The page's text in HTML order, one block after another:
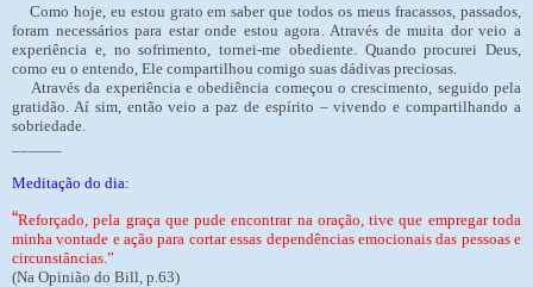
Como hoje, eu estou grato em saber que todos os meus fracassos, passados,
foram necessários para estar onde estou agora. Através de muita dor veio a
experiência e, no sofrimento, tornei-me obediente. Quando procurei Deus,
como eu o entendo, Ele compartilhou comigo suas dádivas preciosas.
Através da experiência e obediência começou o crescimento, seguido pela
gratidão. Aí sim, então veio a paz de espírito – vivendo e compartilhando a
sobriedade.
Meditação do dia:
“Reforçado, pela graça que pude encontrar na oração, tive que empregar toda
minha vontade e ação para cortar essas dependências emocionais das pessoas e
circunstâncias.”
(Na Opinião do Bill, p.63)